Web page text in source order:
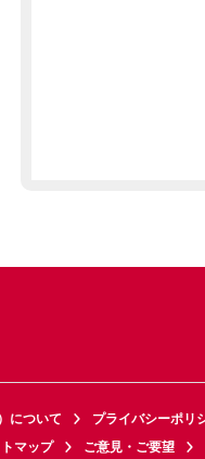
について プライバシーポリ
マップ ご意見・ご要望